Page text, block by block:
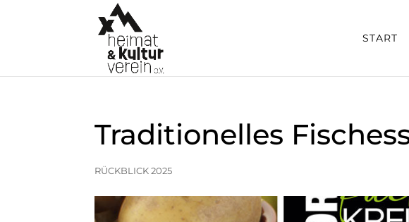
START
Traditionelles
RÜCKBLICK 2025